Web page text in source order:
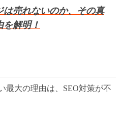
は売れないのか、その真
を解明！
最大の理由は、SEO対策が不